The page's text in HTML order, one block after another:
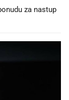
za nastup